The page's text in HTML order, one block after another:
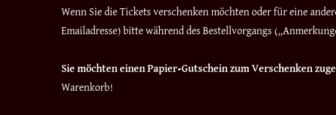
Wenn Sie die Tickets verschenken möchten oder für eine
Emailadresse) bitte während des Bestellvorgangs
Sie möchten einen Papier-Gutschein zum Verschenken
Warenkorb!